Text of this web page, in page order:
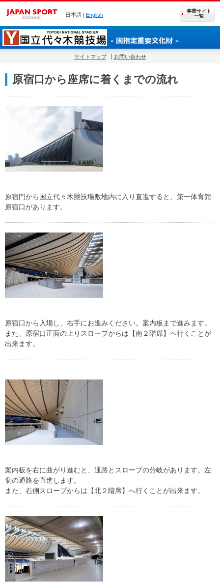
日本語 | English
事業サイト
一覧
サイトマップ お問い合わせ
原宿口から座席に着くまでの流れ
原宿門から国立代々木競技場敷地内に入り直進すると、第一体育館
原宿口があります。
原宿口から入場し、右手にお進みください。案内板まで進みます。
また、原宿口正面の上りスロープからは【南２階席】へ行くことが
出来ます。
案内板を右に曲がり進むと、通路とスロープの分岐があります。左
側の通路を直進します。
また、右側スロープからは【北２階席】へ行くことが出来ます。